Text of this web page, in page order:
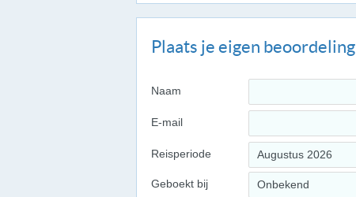
Plaats je eigen beoordeling
Naam
E-mail
Reisperiode Augustus 2026
Geboekt bij Onbekend